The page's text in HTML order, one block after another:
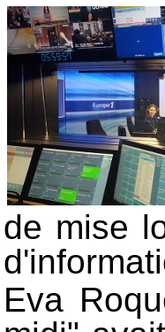
de mise
Eva